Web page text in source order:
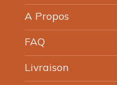
A Propos
FAQ
Livraison